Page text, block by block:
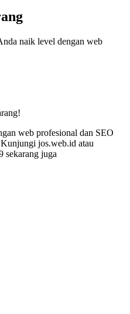
naik level dengan web
web profesional dan SEO
jos.web.id atau
sekarang juga